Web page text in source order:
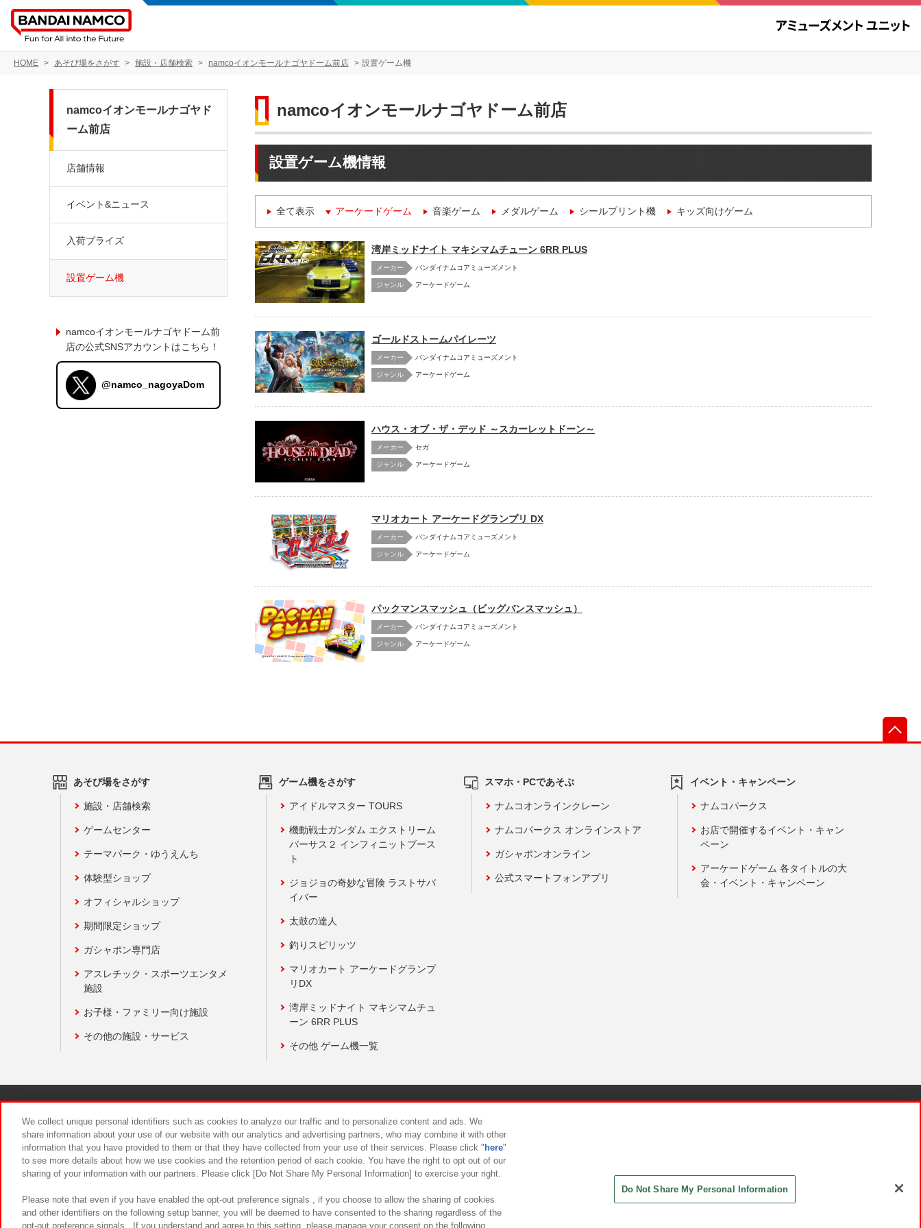
HOME あそび場をさがす 施設・店舗検索 namcoイオンモールナゴヤドーム前店 設置ゲーム機
namcoイオンモールナゴヤドーム前店
設置ゲーム機情報
全て表示 アーケードゲーム 音楽ゲーム メダルゲーム シールプリント機 キッズ向けゲーム
湾岸ミッドナイト マキシマムチューン 6RR PLUS
メーカー バンダイナムコアミューズメント
アーケードゲーム
ゴールドストームパイレーツ
メーカー バンダイナムコアミューズメント
アーケードゲーム
ハウス・オブ・ザ・デッド ～スカーレットドーン～
メーカー セガ
アーケードゲーム
マリオカート アーケードグランプリ DX
メーカー バンダイナムコアミューズメント
アーケードゲーム
パックマンスマッシュ（ビッグバンスマッシュ）
メーカー バンダイナムコアミューズメント
アーケードゲーム
namcoイオンモールナゴヤド
ーム前店
店舗情報
イベント&ニュース
入荷プライズ
設置ゲーム機
namcoイオンモールナゴヤドーム前
店の公式SNSアカウントはこちら！
@namco_nagoyaDom
あそび場をさがす
施設・店舗検索
ゲームセンター
テーマパーク・ゆうえんち
体験型ショップ
オフィシャルショップ
期間限定ショップ
ガシャポン専門店
アスレチック・スポーツエンタメ
施設
お子様・ファミリー向け施設
その他の施設・サービス
ゲーム機をさがす
アイドルマスター TOURS
機動戦士ガンダム エクストリーム
バーサス２ インフィニットブース
ト
ジョジョの奇妙な冒険 ラストサバ
イバー
太鼓の達人
釣りスピリッツ
マリオカート アーケードグランプ
リDX
湾岸ミッドナイト マキシマムチュ
ーン 6RR PLUS
その他 ゲーム機一覧
スマホ・PCであそぶ
ナムコオンラインクレーン
ナムコパークス オンラインストア
ガシャポンオンライン
公式スマートフォンアプリ
イベント・キャンペーン
ナムコパークス
お店で開催するイベント・キャン
ペーン
アーケードゲーム 各タイトルの大
会・イベント・キャンペーン
食品のご提供について カスタマーハラスメント対応方針
We collect unique personal identifiers such as cookies to analyze our traffic and to personalize content and ads. We
share information about your use of our website with our analytics and advertising partners, who may combine it with other
information that you have provided to them or that they have collected from your use of their services. Please click " here"
to see more details about how we use cookies and the retention period of each cookie. You have the right to opt out of our
sharing of your information with our partners. Please click [Do Not Share My Personal Information] to exercise your right.
Please note that even if you have enabled the opt-out preference signals , if you choose to allow the sharing of cookies
and other identifiers on the following setup banner, you will be deemed to have consented to the sharing regardless of the
opt-out preference signals . If you understand and agree to this setting, please manage your consent on the following
Do Not Share My Personal Information